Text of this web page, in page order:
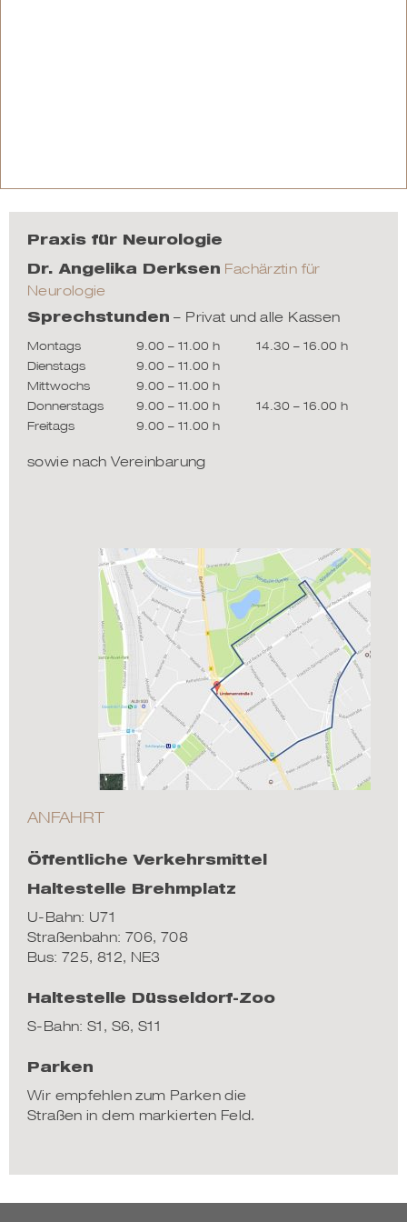
Praxis für Neurologie
Dr. Angelika Derksen Fachärztin für
Neurologie
Sprechstunden – Privat und alle Kassen
Montags 9.00 – 11.00 h
14.30 – 16.00 h
Dienstags
9.00 – 11.00 h
Mittwochs
9.00 – 11.00 h
Donnerstags
9.00 – 11.00 h
14.30 – 16.00 h
Freitags
9.00 – 11.00 h
sowie nach Vereinbarung
ANFAHRT
Öf­fent­li­che Ver­kehrs­mit­tel
Hal­te­stel­le Brehm­platz
U-Bahn: U71
Stra­ßen­bahn: 706, 708
Bus: 725, 812, NE3
Hal­te­stel­le Düs­sel­dorf-Zoo
S-Bahn: S1, S6, S11
Par­ken
Wir emp­feh­len zum Par­ken die
Stra­ßen in dem mar­kier­ten Feld.